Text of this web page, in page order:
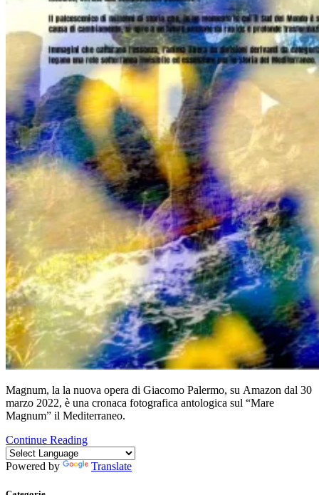
Magnum, la la nuova opera di Giacomo Palermo, su Amazon dal 30
marzo 2022, è una cronaca fotografica antologica sul “Mare
Magnum” il Mediterraneo.
Continue Reading
Powered by Translate